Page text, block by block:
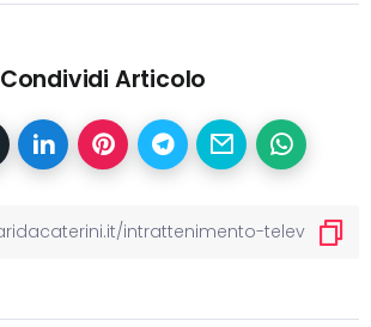
Condividi Articolo